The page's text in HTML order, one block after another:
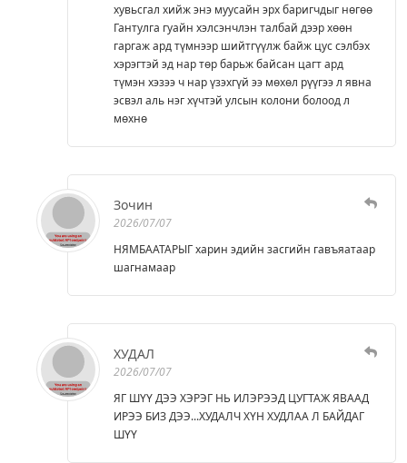
хувьсгал хийж энэ муусайн эрх баригчдыг нөгөө
Гантулга гуайн хэлсэнчлэн талбай дээр хөөн
гаргаж ард түмнээр шийтгүүлж байж цус сэлбэх
хэрэгтэй эд нар төр барьж байсан цагт ард
түмэн хэзээ ч нар үзэхгүй ээ мөхөл рүүгээ л явна
эсвэл аль нэг хүчтэй улсын колони болоод л
мөхнө
Зочин
2026/07/07
НЯМБААТАРЫГ харин эдийн засгийн гавъяатаар
шагнамаар
ХУДАЛ
2026/07/07
ЯГ ШҮҮ ДЭЭ ХЭРЭГ НЬ ИЛЭРЭЭД ЦУГТАЖ ЯВААД
ИРЭЭ БИЗ ДЭЭ...ХУДАЛЧ ХҮН ХУДЛАА Л БАЙДАГ
ШҮҮ